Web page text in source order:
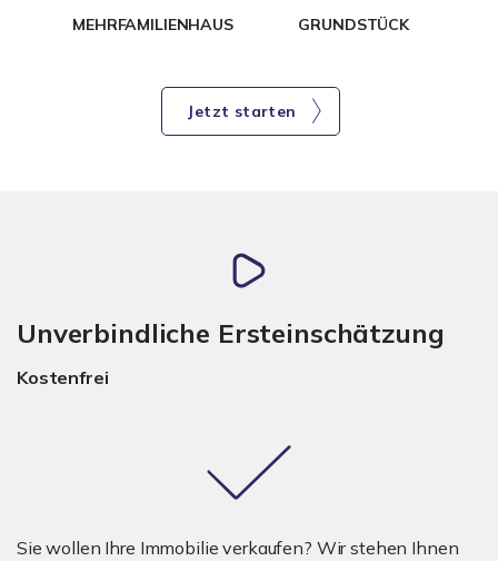
MEHRFAMILIENHAUS GRUNDSTÜCK
Jetzt starten
Unverbindliche Ersteinschätzung
Kostenfrei
Sie wollen Ihre Immobilie verkaufen? Wir stehen Ihnen